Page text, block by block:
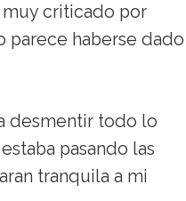
criticado por
parece haberse dado
desmentir todo lo
pasando las
tranquila a mi